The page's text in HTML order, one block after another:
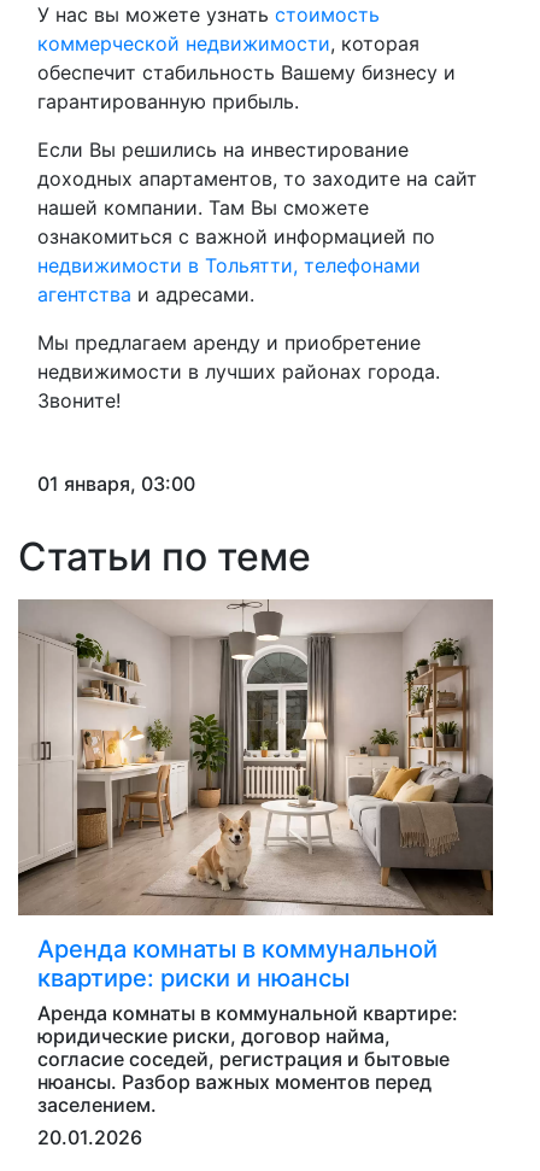
У нас вы можете узнать стоимость
коммерческой недвижимости, которая
обеспечит стабильность Вашему бизнесу и
гарантированную прибыль.
Если Вы решились на инвестирование
доходных апартаментов, то заходите на сайт
нашей компании. Там Вы сможете
ознакомиться с важной информацией по
недвижимости в Тольятти, телефонами
агентства и адресами.
Мы предлагаем аренду и приобретение
недвижимости в лучших районах города.
Звоните!
01 января, 03:00
Статьи по теме
Аренда комнаты в коммунальной
квартире: риски и нюансы
Аренда комнаты в коммунальной квартире:
юридические риски, договор найма,
согласие соседей, регистрация и бытовые
нюансы. Разбор важных моментов перед
заселением.
20.01.2026